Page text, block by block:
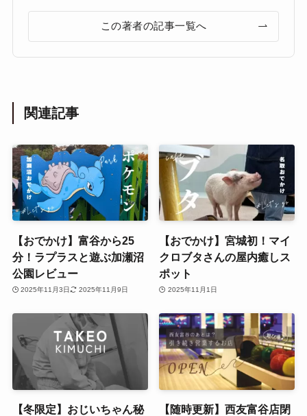
この著者の記事一覧へ
関連記事
【おでかけ】富谷から25
分！ラプラスと遊ぶ加瀬沼
公園レビュー
2025年11月3日 2025年11月9日
【おでかけ】宮城初！マイ
クロブタさんの屋内癒しス
ポット
2025年11月1日
【冬限定】おじいちゃん秘
【随時更新】西友富谷店閉